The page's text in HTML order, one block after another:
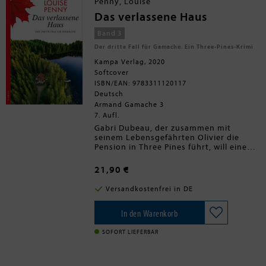
zu stellen. Nicht alle Angestellten haben
eine weiße Weste, und auch den
es nicht an Motiven: Das tote
Familienoberhaupt hatte einige dunkle
Hinterbliebenen herrschen Eifersucht
und Neid.
Das verlassene Haus
Band 3
Der dritte Fall für Gamache. Ein Three-Pines-Krimi
Kampa Verlag, 2020
Softcover
ISBN/EAN: 9783311120117
Deutsch
Armand Gamache 3
7. Aufl.
Gabri Dubeau, der zusammen mit
seinem Lebensgefährten Olivier die
Pension in Three Pines führt, will eine
den Toten aufzunehmen. Am
Ostersonntag treffen sich einige Mutige
im leer stehenden Hadley-Haus, das auf
einer Anhöhe über den Dächern von
Three Pines liegt. Schlimme Dinge sind
dort geschehen: ein Mord, eine
Entführung und noch ein versuchter
Mord. Seitdem gilt das Haus als verhext.
21,90 €
Versandkostenfrei in DE
In den Warenkorb
SOFORT LIEFERBAR